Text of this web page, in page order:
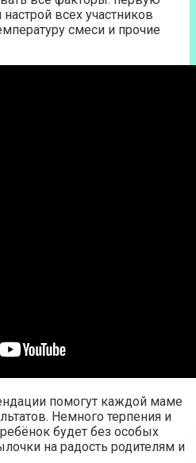
всех участников
смеси и прочие
помогут каждой маме
Немного терпения и
будет без особых
на радость родителям и